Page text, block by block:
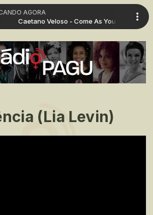
AGORA
Caetano Veloso - Come As You Are
(Lia Levin)